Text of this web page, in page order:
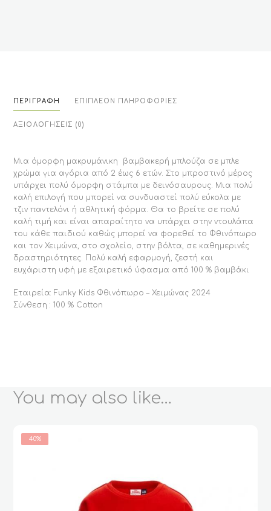
ΠΕΡΙΓΡΑΦΉ ΕΠΙΠΛΈΟΝ ΠΛΗΡΟΦΟΡΊΕΣ
ΑΞΙΟΛΟΓΉΣΕΙΣ (0)
Μια όμορφη μακρυμάνικη βαμβακερή μπλούζα σε μπλε
χρώμα για αγόρια από 2 έως 6 ετών. Στο μπροστινό μέρος
υπάρχει πολύ όμορφη στάμπα με δεινόσαυρους. Μια πολύ
καλή επιλογή που μπορεί να συνδυαστεί πολύ εύκολα με
τζιν παντελόνι ή αθλητική φόρμα. Θα το βρείτε σε πολύ
καλή τιμή και είναι απαραίτητο να υπάρχει στην ντουλάπα
του κάθε παιδιού καθώς μπορεί να φορεθεί το Φθινόπωρο
και τον Χειμώνα, στο σχολείο, στην βόλτα, σε καθημερινές
δραστηριότητες. Πολύ καλή εφαρμογή, ζεστή και
ευχάριστη υφή με εξαιρετικό ύφασμα από 100 % βαμβάκι
Εταιρεία: Funky Kids Φθινόπωρο – Χειμώνας 2024
Σύνθεση : 100 % Cotton
You may also like…
40%